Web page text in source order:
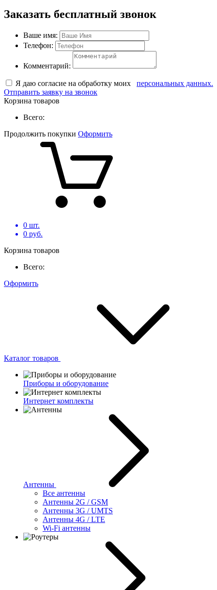
Заказать бесплатный звонок
Ваше имя:
Телефон:
Комментарий:
Я даю согласие на обработку моих
персональных данных.
Отправить заявку на звонок
Корзина товаров
Всего:
Продолжить покупки Оформить
0 шт.
0 руб.
Корзина товаров
Всего:
Оформить
Каталог товаров
Приборы и оборудование
Интернет комплекты
Антенны
Все антенны
Антенны 2G / GSM
Антенны 3G / UMTS
Антенны 4G / LTE
Wi-Fi антенны